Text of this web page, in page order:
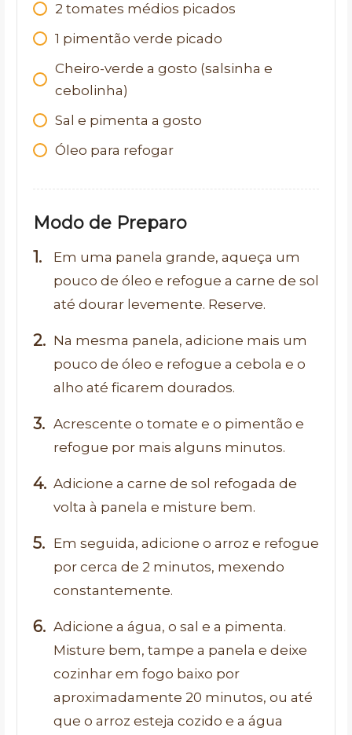
2 tomates médios picados
1 pimentão verde picado
Cheiro-verde a gosto (salsinha e
cebolinha)
Sal e pimenta a gosto
Óleo para refogar
Modo de Preparo
Em uma panela grande, aqueça um
pouco de óleo e refogue a carne de sol
até dourar levemente. Reserve.
Na mesma panela, adicione mais um
pouco de óleo e refogue a cebola e o
alho até ficarem dourados.
Acrescente o tomate e o pimentão e
refogue por mais alguns minutos.
Adicione a carne de sol refogada de
volta à panela e misture bem.
Em seguida, adicione o arroz e refogue
por cerca de 2 minutos, mexendo
constantemente.
Adicione a água, o sal e a pimenta.
Misture bem, tampe a panela e deixe
cozinhar em fogo baixo por
aproximadamente 20 minutos, ou até
que o arroz esteja cozido e a água